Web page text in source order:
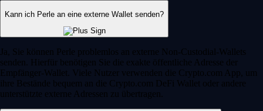
Kann ich Perle an eine externe Wallet senden?
Ja, Sie können Perle problemlos an externe Non-Custodial-Wallets
senden. Hierfür benötigen Sie die exakte öffentliche Adresse der
Empfänger-Wallet. Viele Nutzer verwenden die Crypto.com App, um
ihre Bestände bequem an die Crypto.com DeFi Wallet oder andere
unterstützte externe Adressen zu übertragen.